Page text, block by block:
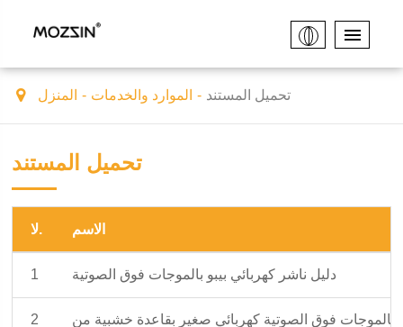
المنزل الموارد والخدمات تحميل المستند
تحميل المستند
لا. الاسم
1 دليل ناشر كهربائي بيبو بالموجات فوق الصوتية
2